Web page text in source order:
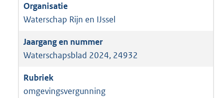
Waterschap Rijn en IJssel
Waterschapsblad 2024, 24932
omgevingsvergunning